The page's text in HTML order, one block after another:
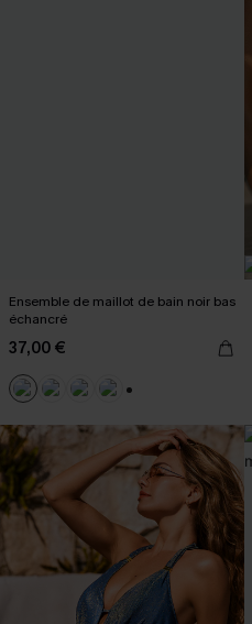
Ensemble de maillot de bain noir bas
échancré
37,00 €